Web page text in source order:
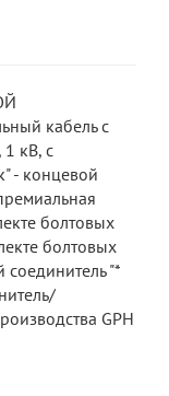
кабель с
кВ, с
- концевой
болтовых
болтовых
"*
GPH